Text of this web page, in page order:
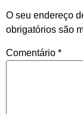
O seu endereço
obrigatórios são
Comentário *